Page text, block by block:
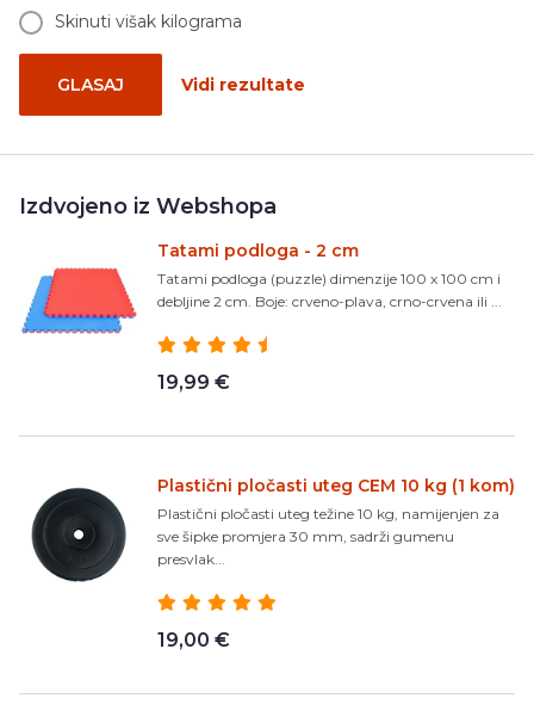
Skinuti višak kilograma
GLASAJ Vidi rezultate
Izdvojeno iz Webshopa
Tatami podloga - 2 cm
Tatami podloga (puzzle) dimenzije 100 x 100 cm i
debljine 2 cm. Boje: crveno-plava, crno-crvena ili ...
19,99 €
Plastični pločasti uteg CEM 10 kg (1 kom)
Plastični pločasti uteg težine 10 kg, namijenjen za
sve šipke promjera 30 mm, sadrži gumenu
presvlak...
19,00 €